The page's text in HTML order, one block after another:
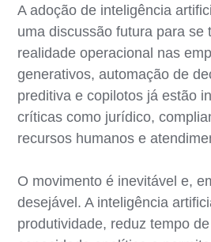
A adoção de inteligência
uma discussão futura para se
realidade operacional nas
generativos, automação de
preditiva e copilotos já estão
críticas como jurídico,
recursos humanos e
O movimento é inevitável e,
desejável. A inteligência
produtividade, reduz tempo